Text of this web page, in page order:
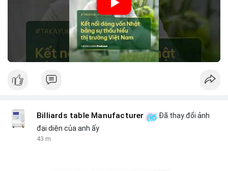
khẩu từ Nhật Bản. Bài cũng nhấn mạnh vai trò của thông tin thị
trường chính xác trong việc giảm rủi ro khi kết nối các thị
trường khác nhau.
🎥 Xem video trực tiếp tại:
Billiards table Manufacturer
Đã thay đổi ảnh
đại diện của anh ấy
43 m